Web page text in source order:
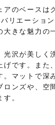
アのベースは
リエーショ
大きな魅力の
光沢が美しく
げです。また
。マットで深
ロンズや、空
。